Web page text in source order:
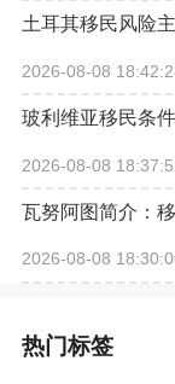
土耳其移民风险
2026-08-08
玻利维亚移民条
2026-08-08
瓦努阿图简介：
2026-08-08
热门标签